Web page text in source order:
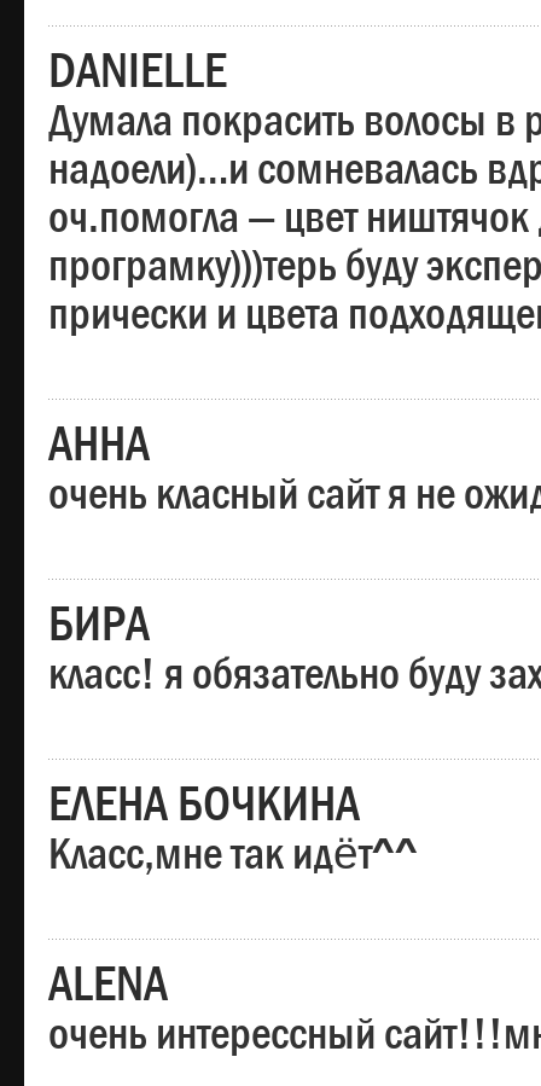
DANIELLE
Думала покрасить волосы
надоели)…и сомневалась
оч.помогла — цвет
програмку)))терь буду
прически и цвета
АННА
очень класный сайт я не
БИРА
класс! я обязательно буду
ЕЛЕНА БОЧКИНА
Класс,мне так идёт^^
ALENA
очень интерессный